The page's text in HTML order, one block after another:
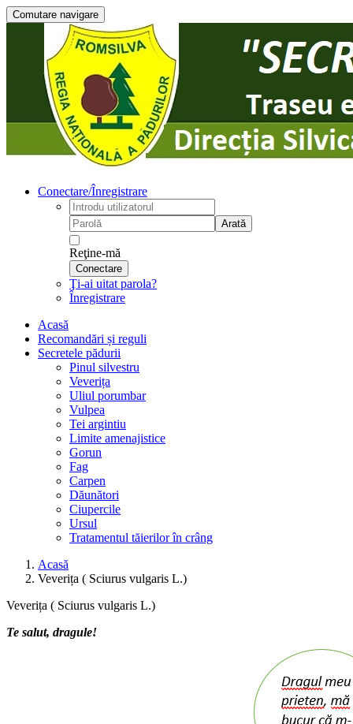
Comutare navigare
Conectare/Înregistrare
Arată
Reţine-mă
Conectare
Ţi-ai uitat parola?
Înregistrare
Acasă
Recomandări și reguli
Secretele pădurii
Pinul silvestru
Veverița
Uliul porumbar
Vulpea
Tei argintiu
Limite amenajistice
Gorun
Fag
Carpen
Dăunători
Ciupercile
Ursul
Tratamentul tăierilor în crâng
Acasă
Veverița ( Sciurus vulgaris L.)
Veverița ( Sciurus vulgaris L.)
Te salut, dragule!